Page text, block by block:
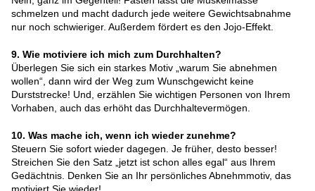
schmelzen und macht dadurch jede weitere Gewichtsabnahme
nur noch schwieriger. Außerdem fördert es den Jojo-Effekt.
9. Wie motiviere ich mich zum Durchhalten?
Überlegen Sie sich ein starkes Motiv „warum Sie abnehmen
wollen“, dann wird der Weg zum Wunschgewicht keine
Durststrecke! Und, erzählen Sie wichtigen Personen von Ihrem
Vorhaben, auch das erhöht das Durchhaltevermögen.
10. Was mache ich, wenn ich wieder zunehme?
Steuern Sie sofort wieder dagegen. Je früher, desto besser!
Streichen Sie den Satz „jetzt ist schon alles egal“ aus Ihrem
Gedächtnis. Denken Sie an Ihr persönliches Abnehmmotiv, das